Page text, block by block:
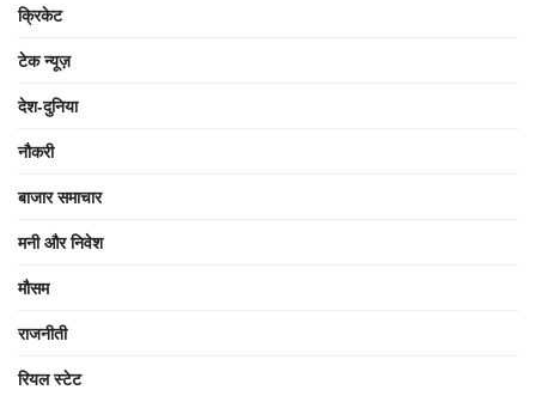
क्रिकेट
टेक न्यूज़
देश-दुनिया
नौकरी
बाजार समाचार
मनी और निवेश
मौसम
राजनीती
रियल स्टेट